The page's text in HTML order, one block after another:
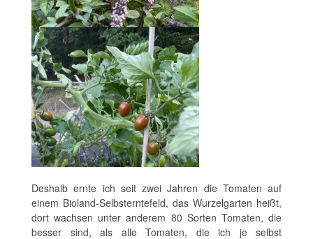
Deshalb ernte ich seit zwei Jahren die Tomaten auf
einem Bioland-Selbsterntefeld, das Wurzelgarten heißt,
dort wachsen unter anderem 80 Sorten Tomaten, die
besser sind, als alle Tomaten, die ich je selbst